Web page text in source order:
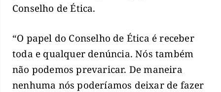
Conselho de Ética.
“O papel do Conselho de Ética é receber
toda e qualquer denúncia. Nós também
não podemos prevaricar. De maneira
nenhuma nós poderíamos deixar de fazer